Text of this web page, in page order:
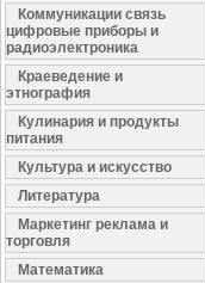
Коммуникации связь
цифровые приборы и
радиоэлектроника
Краеведение и
этнография
Кулинария и продукты
питания
Культура и искусство
Литература
Маркетинг реклама и
торговля
Математика